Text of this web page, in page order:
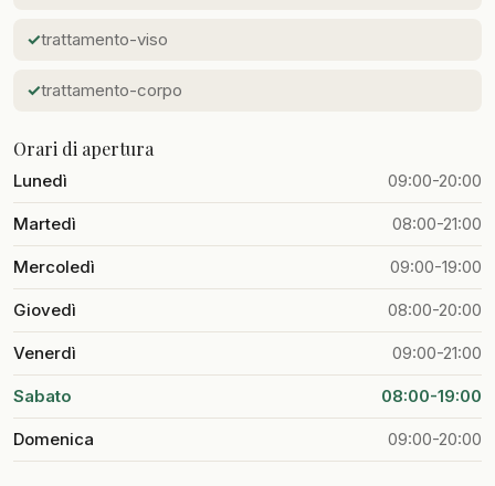
trattamento-viso
trattamento-corpo
Orari di apertura
Lunedì 09:00-20:00
Martedì 08:00-21:00
Mercoledì 09:00-19:00
Giovedì 08:00-20:00
Venerdì 09:00-21:00
Sabato 08:00-19:00
Domenica 09:00-20:00